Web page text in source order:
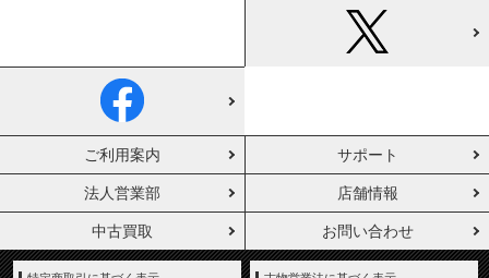
ご利用案内 サポート
法人営業部 店舗情報
中古買取 お問い合わせ